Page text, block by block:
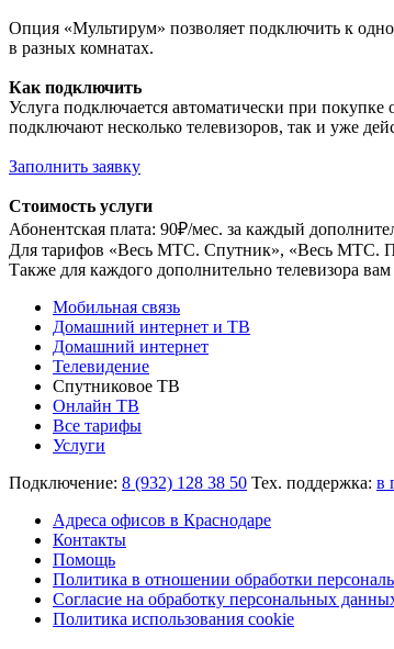
Опция «Мультирум» позволяет подключить к
в разных комнатах.
Как подключить
Услуга подключается автоматически при
подключают несколько телевизоров, так и уже
Заполнить заявку
Стоимость услуги
Абонентская плата: 90₽/мес. за каждый
Для тарифов «Весь МТС. Спутник», «Весь МТС.
Также для каждого дополнительно телевизора
Мобильная связь
Домашний интернет и ТВ
Домашний интернет
Телевидение
Спутниковое ТВ
Онлайн ТВ
Все тарифы
Услуги
Подключение: 8 (932) 128 38 50 Тех. поддержка: в
Адреса офисов в Краснодаре
Контакты
Помощь
Политика в отношении обработки
Согласие на обработку персональных
Политика использования cookie